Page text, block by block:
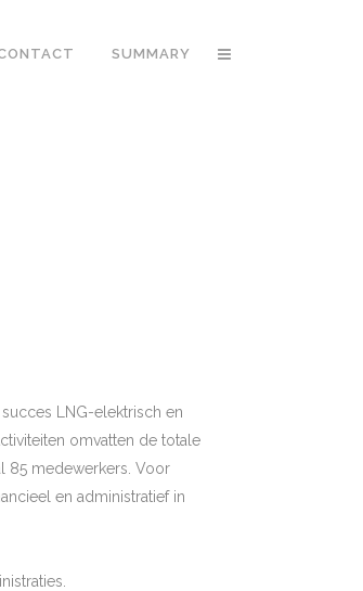
SUMMARY
LNG-elektrisch en
omvatten de totale
85 medewerkers. Voor
en administratief in